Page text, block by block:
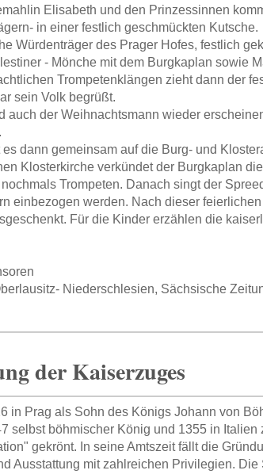
Elisabeth und den Prinzessinnen
in einer festlich geschmückten Kutsche.
Würdenträger des Prager Hofes, festlich
- Mönche mit dem Burgkaplan sowie
Trompetenklängen zieht dann der
sein Volk begrüßt.
auch der Weihnachtsmann wieder
es dann gemeinsam auf die Burg- und
Klosterkirche verkündet der Burgkaplan
Trompeten. Danach singt der
einbezogen werden. Nach dieser
Für die Kinder erzählen die
Niederschlesien, Sächsische
der Kaiserzuges
in Prag als Sohn des Königs Johann von
selbst böhmischer König und 1355 in
gekrönt. In seine Amtszeit fällt die
Ausstattung mit zahlreichen Privilegien.